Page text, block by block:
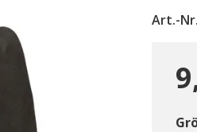
Art.-Nr.